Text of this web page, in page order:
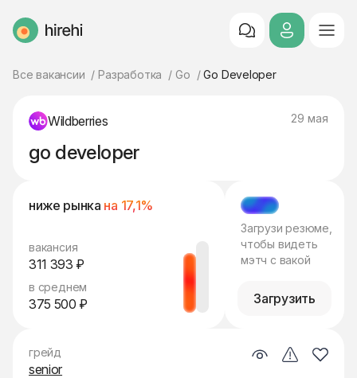
HireHi
Все вакансии Разработка Go Go Developer
Wildberries 29 мая
go developer
ниже рынка на 17,1%
вакансия
311 393 ₽
в среднем
375 500 ₽
МЭТЧ
Загрузи резюме,
чтобы видеть
мэтч с вакой
Загрузить
грейд
senior